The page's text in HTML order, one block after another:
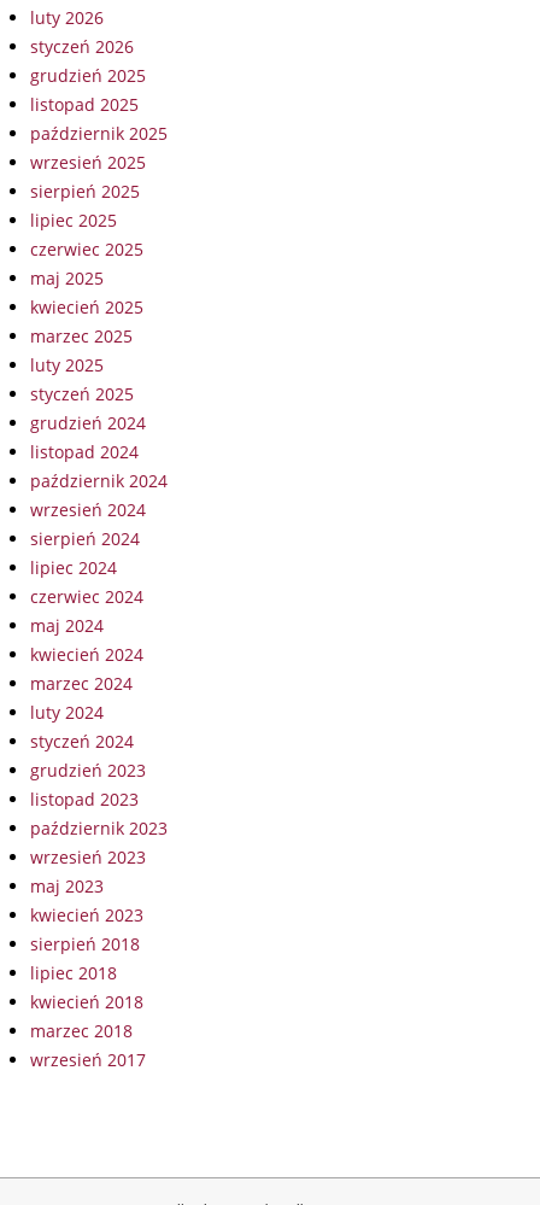
luty 2026
styczeń 2026
grudzień 2025
listopad 2025
październik 2025
wrzesień 2025
sierpień 2025
lipiec 2025
czerwiec 2025
maj 2025
kwiecień 2025
marzec 2025
luty 2025
styczeń 2025
grudzień 2024
listopad 2024
październik 2024
wrzesień 2024
sierpień 2024
lipiec 2024
czerwiec 2024
maj 2024
kwiecień 2024
marzec 2024
luty 2024
styczeń 2024
grudzień 2023
listopad 2023
październik 2023
wrzesień 2023
maj 2023
kwiecień 2023
sierpień 2018
lipiec 2018
kwiecień 2018
marzec 2018
wrzesień 2017